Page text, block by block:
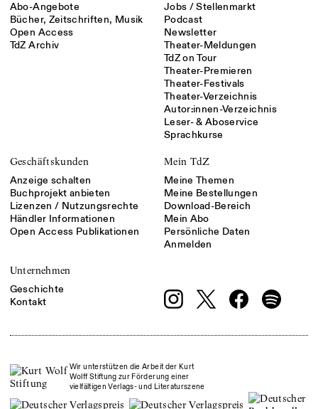
Abo-Angebote
Bücher, Zeitschriften, Musik
Open Access
TdZ Archiv
Jobs / Stellenmarkt
Podcast
Newsletter
Theater-Meldungen
TdZ on Tour
Theater-Premieren
Theater-Festivals
Theater-Verzeichnis
Autor:innen-Verzeichnis
Leser- & Aboservice
Sprachkurse
Geschäftskunden
Anzeige schalten
Buchprojekt anbieten
Lizenzen / Nutzungsrechte
Händler Informationen
Open Access Publikationen
Mein TdZ
Meine Themen
Meine Bestellungen
Download-Bereich
Mein Abo
Persönliche Daten
Anmelden
Unternehmen
Geschichte
Kontakt
Wir unterstützen die Arbeit der Kurt
Wolff Stiftung zur Förderung einer
vielfältigen Verlags- und Literaturszene